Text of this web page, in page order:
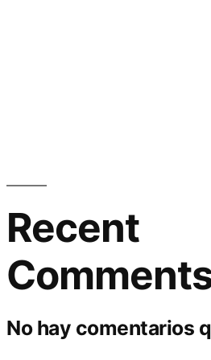
Recent
No hay comentarios